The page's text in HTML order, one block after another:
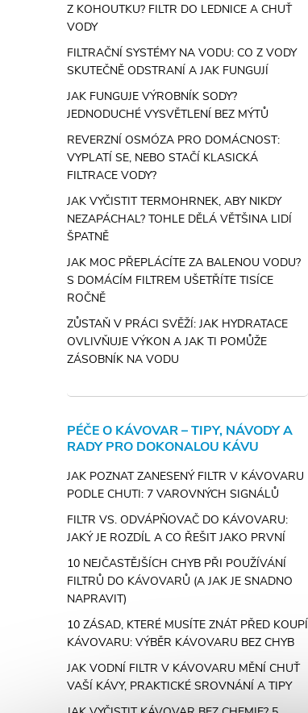
Z KOHOUTKU? FILTR DO LEDNICE A CHUŤ
VODY
FILTRAČNÍ SYSTÉMY NA VODU: CO Z VODY
SKUTEČNĚ ODSTRANÍ A JAK FUNGUJÍ
JAK FUNGUJE VÝROBNÍK SODY?
JEDNODUCHÉ VYSVĚTLENÍ BEZ MÝTŮ
REVERZNÍ OSMÓZA PRO DOMÁCNOST:
VYPLATÍ SE, NEBO STAČÍ KLASICKÁ
FILTRACE VODY?
JAK VYČISTIT TERMOHRNEK, ABY NIKDY
NEZAPÁCHAL? TOHLE DĚLÁ VĚTŠINA LIDÍ
ŠPATNĚ
JAK MOC PŘEPLÁCÍTE ZA BALENOU VODU?
S DOMÁCÍM FILTREM UŠETŘÍTE TISÍCE
ROČNĚ
ZŮSTAŇ V PRÁCI SVĚŽÍ: JAK HYDRATACE
OVLIVŇUJE VÝKON A JAK TI POMŮŽE
ZÁSOBNÍK NA VODU
PÉČE O KÁVOVAR – TIPY, NÁVODY A
RADY PRO DOKONALOU KÁVU
JAK POZNAT ZANESENÝ FILTR V KÁVOVARU
PODLE CHUTI: 7 VAROVNÝCH SIGNÁLŮ
FILTR VS. ODVÁPŇOVAČ DO KÁVOVARU:
JAKÝ JE ROZDÍL A CO ŘEŠIT JAKO PRVNÍ
10 NEJČASTĚJŠÍCH CHYB PŘI POUŽÍVÁNÍ
FILTRŮ DO KÁVOVARŮ (A JAK JE SNADNO
NAPRAVIT)
10 ZÁSAD, KTERÉ MUSÍTE ZNÁT PŘED KOUPÍ
KÁVOVARU: VÝBĚR KÁVOVARU BEZ CHYB
JAK VODNÍ FILTR V KÁVOVARU MĚNÍ CHUŤ
VAŠÍ KÁVY, PRAKTICKÉ SROVNÁNÍ A TIPY